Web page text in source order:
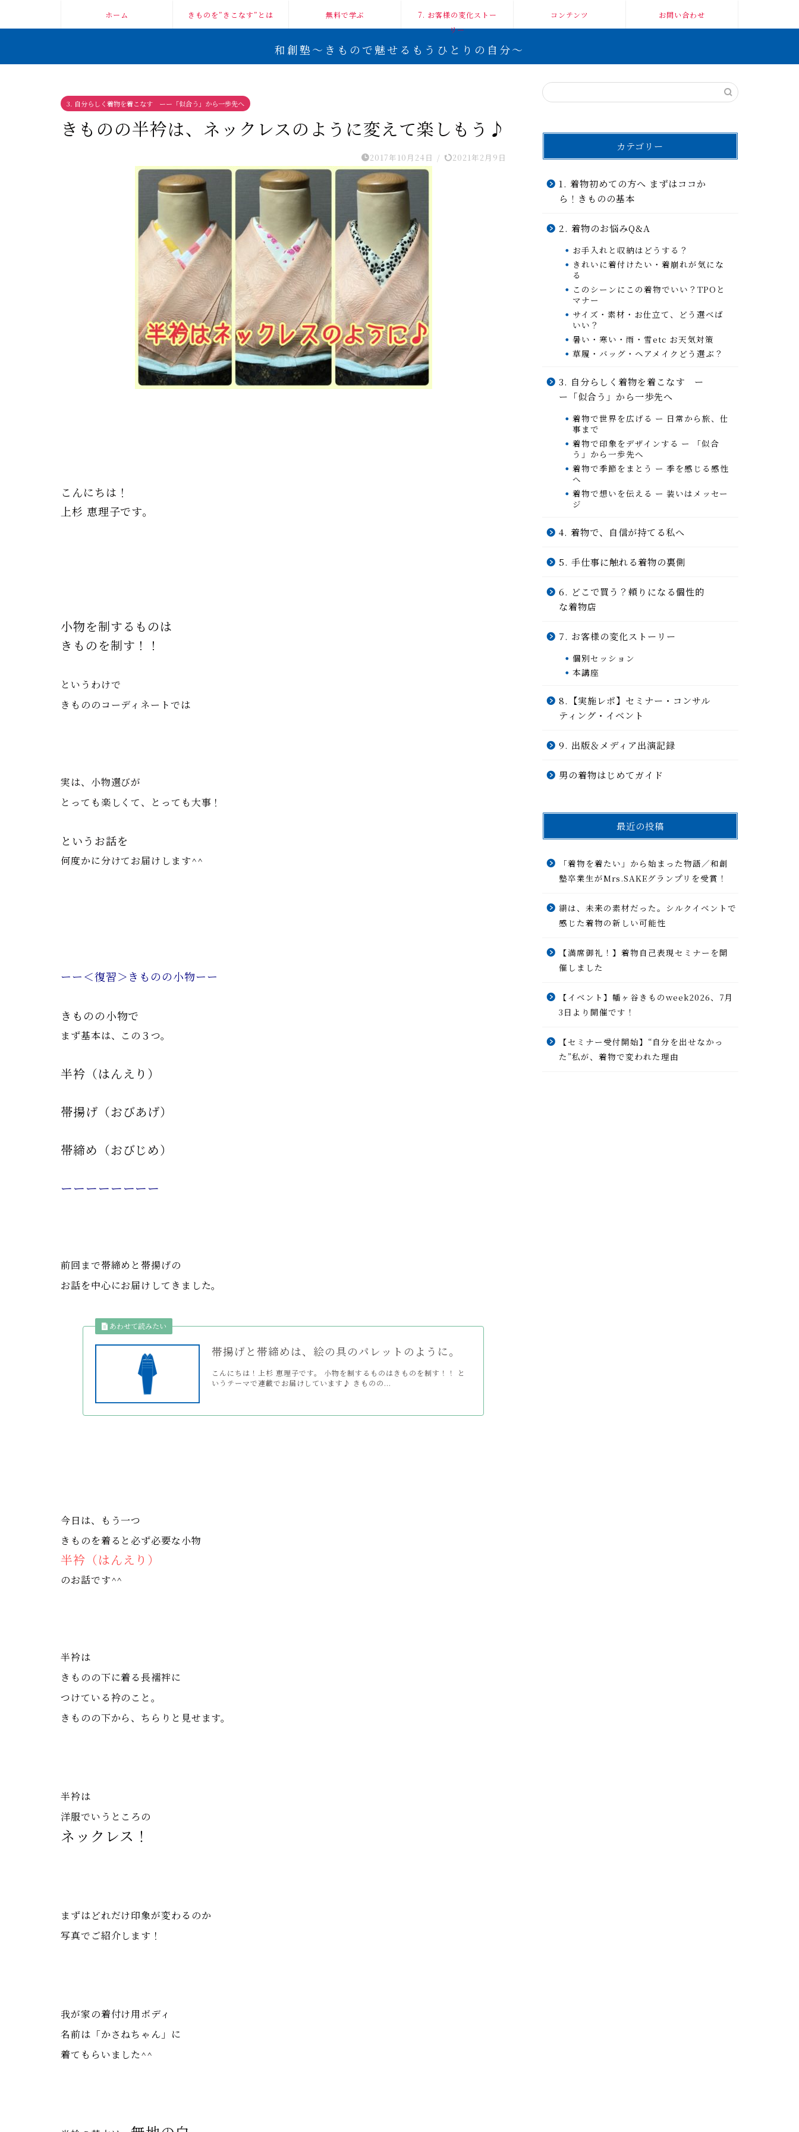
ホーム きものを”きこなす”とは 無料で学ぶ
7. お客様の変化ストー
リー
コンテンツ お問い合わせ
和創塾〜きもので魅せるもうひとりの自分〜
3. 自分らしく着物を着こなす ーー「似合う」から一歩先へ
きものの半衿は、ネックレスのように変えて楽しもう♪
2017年10月24日 / 2021年2月9日
こんにちは！
上杉 恵理子です。
小物を制するものは
きものを制す！！
というわけで
きもののコーディネートでは
実は、小物選びが
とっても楽しくて、とっても大事！
というお話を
何度かに分けてお届けします^^
ーー＜復習＞きものの小物ーー
きものの小物で
まず基本は、この３つ。
半衿（はんえり）
帯揚げ（おびあげ）
帯締め（おびじめ）
ーーーーーーーー
前回まで帯締めと帯揚げの
お話を中心にお届けしてきました。
帯揚げと帯締めは、絵の具のパレットのように。
こんにちは！上杉 恵理子です。 小物を制するものはきものを制す！！ と
いうテーマで連載でお届けしています♪ きものの...
今日は、もう一つ
きものを着ると必ず必要な小物
半衿（はんえり）
のお話です^^
半衿は
きものの下に着る長襦袢に
つけている衿のこと。
きものの下から、ちらりと見せます。
半衿は
洋服でいうところの
ネックレス！
まずはどれだけ印象が変わるのか
写真でご紹介します！
我が家の着付け用ボディ
名前は「かさねちゃん」に
着てもらいました^^
カテゴリー
1. 着物初めての方へ まずはココか
ら！きものの基本
2. 着物のお悩みQ&A
お手入れと収納はどうする？
きれいに着付けたい・着崩れが気にな
る
このシーンにこの着物でいい？TPOと
マナー
サイズ・素材・お仕立て、どう選べば
いい？
暑い・寒い・雨・雪etc お天気対策
草履・バッグ・ヘアメイクどう選ぶ？
3. 自分らしく着物を着こなす ー
ー「似合う」から一歩先へ
着物で世界を広げる ー 日常から旅、仕
事まで
着物で印象をデザインする ー 「似合
う」から一歩先へ
着物で季節をまとう ー 季を感じる感性
へ
着物で想いを伝える ー 装いはメッセー
ジ
4. 着物で、自信が持てる私へ
5. 手仕事に触れる着物の裏側
6. どこで買う？頼りになる個性的
な着物店
7. お客様の変化ストーリー
個別セッション
本講座
8.【実施レポ】セミナー・コンサル
ティング・イベント
9. 出版＆メディア出演記録
男の着物はじめてガイド
最近の投稿
「着物を着たい」から始まった物語／和創
塾卒業生がMrs.SAKEグランプリを受賞！
絹は、未来の素材だった。シルクイベントで
感じた着物の新しい可能性
【満席御礼！】着物自己表現セミナーを開
催しました
【イベント】幡ヶ谷きものweek2026、7月
3日より開催です！
【セミナー受付開始】“自分を出せなかっ
た”私が、着物で変われた理由